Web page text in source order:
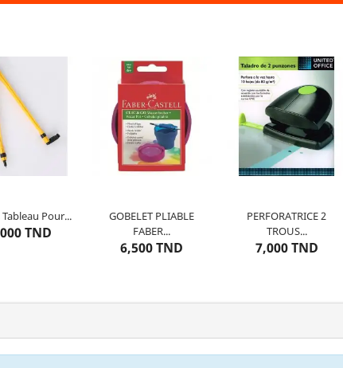
Pour...
TND
restants
GOBELET PLIABLE
FABER...
6,500 TND
Dernierarticle restant
PERFORATRICE 2
TROUS...
7,000 TND
Dernierarticle restant